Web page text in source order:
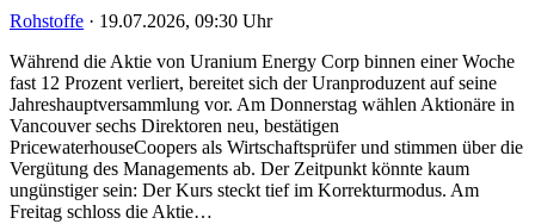
Rohstoffe · 19.07.2026, 09:30 Uhr
Während die Aktie von Uranium Energy Corp binnen einer Woche
fast 12 Prozent verliert, bereitet sich der Uranproduzent auf seine
Jahreshauptversammlung vor. Am Donnerstag wählen Aktionäre in
Vancouver sechs Direktoren neu, bestätigen
PricewaterhouseCoopers als Wirtschaftsprüfer und stimmen über die
Vergütung des Managements ab. Der Zeitpunkt könnte kaum
ungünstiger sein: Der Kurs steckt tief im Korrekturmodus. Am
Freitag schloss die Aktie…